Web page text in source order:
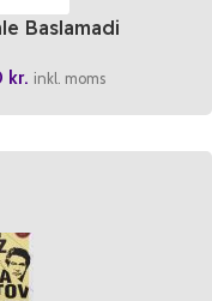
Baslamadi
kr. inkl. moms